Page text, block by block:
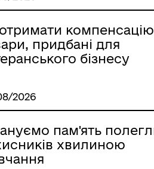
придбані для
бізнесу
2026
пам'ять
хвилиною